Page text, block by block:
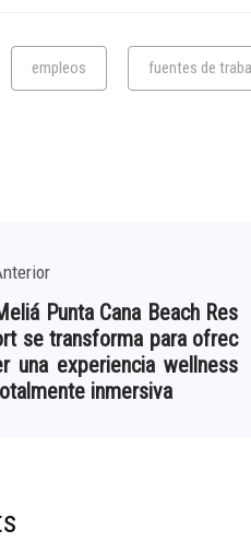
empleos fuentes de
Punta Cana Beach Res
se transforma para ofrec
una experiencia wellness
inmersiva